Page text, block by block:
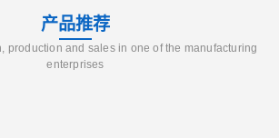
产品推荐
production and sales in one of the manufacturing
enterprises